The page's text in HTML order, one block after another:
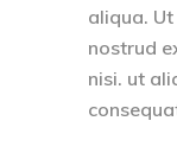
aliqua.
nostrud
nisi. ut